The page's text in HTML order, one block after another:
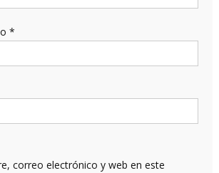
*
correo electrónico y web en este